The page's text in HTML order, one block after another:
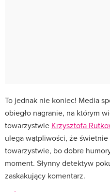
To jednak nie koniec! Media
obiegło nagranie, na którym
towarzystwie Krzysztofa
ulega wątpliwości, że
towarzystwie, bo dobre
moment. Słynny detektyw
zaskakujący komentarz.